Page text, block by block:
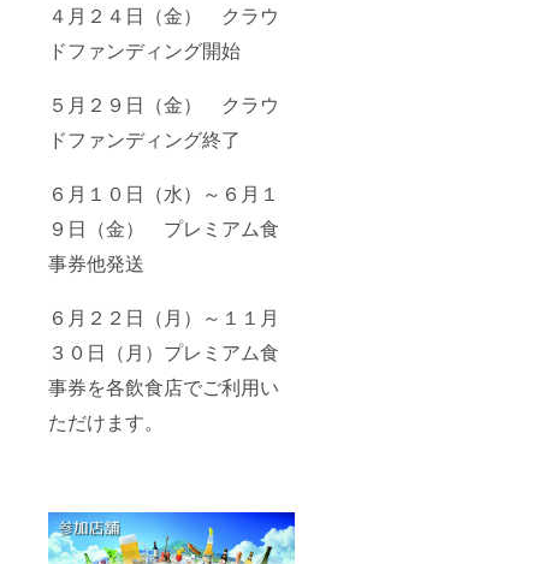
４月２４日（金） クラウ
ドファンディング開始
５月２９日（金） クラウ
ドファンディング終了
６月１０日（水）～６月１
９日（金） プレミアム食
事券他発送
６月２２日（月）～１１月
３０日（月）プレミアム食
事券を各飲食店でご利用い
ただけます。